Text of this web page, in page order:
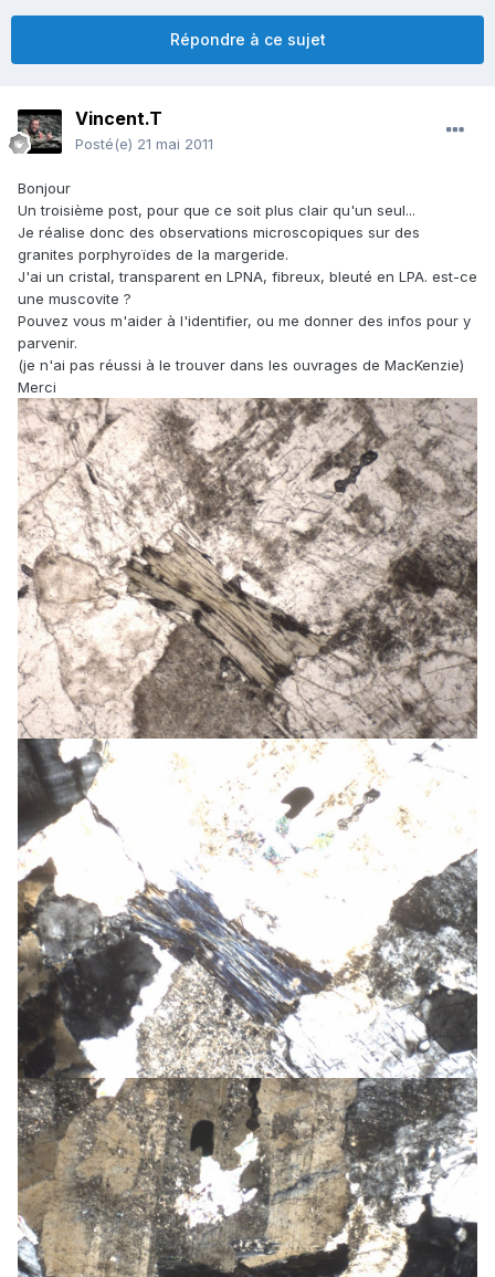
Répondre à ce sujet
Vincent.T
Posté(e) 21 mai 2011
Bonjour
Un troisième post, pour que ce soit plus clair qu'un seul...
Je réalise donc des observations microscopiques sur des
granites porphyroïdes de la margeride.
J'ai un cristal, transparent en LPNA, fibreux, bleuté en LPA. est-ce
une muscovite ?
Pouvez vous m'aider à l'identifier, ou me donner des infos pour y
parvenir.
(je n'ai pas réussi à le trouver dans les ouvrages de MacKenzie)
Merci